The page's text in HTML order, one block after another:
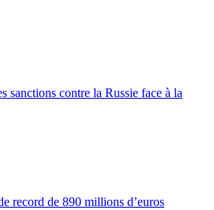
sanctions contre la Russie face à la
record de 890 millions d’euros